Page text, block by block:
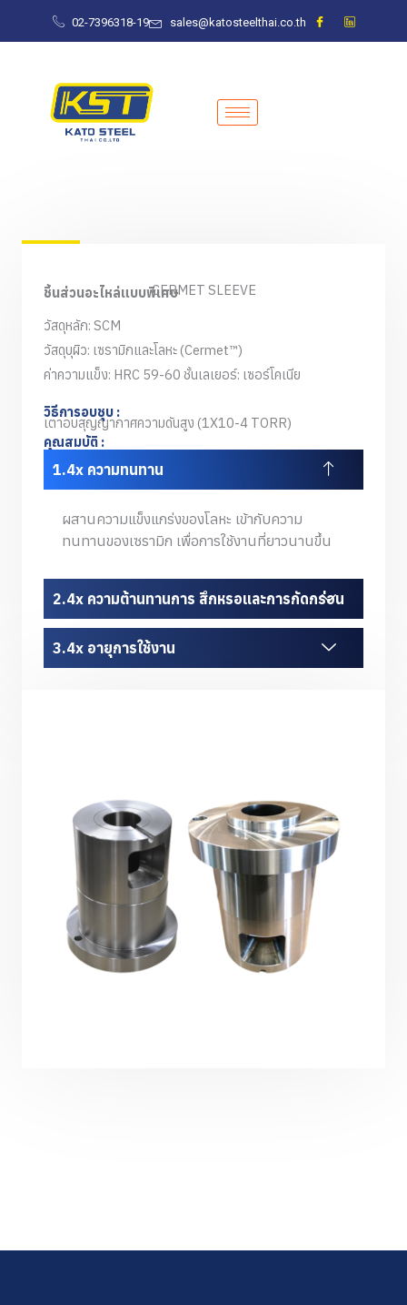
02-7396318-19 sales@katosteelthai.co.th
ชิ้นส่วนอะไหล่แบบพิเศษCERMET SLEEVE
วัสดุหลัก: SCM
วัสดุบุผิว: เซรามิกและโลหะ (Cermet™)
ค่าความแข็ง: HRC 59-60 ชั้นเลเยอร์: เซอร์โคเนีย
วิธีการอบชุบ :
เตาอบสุญญากาศความดันสูง (1X10-4 TORR)
คุณสมบัติ :
4x ความทนทาน
ผสานความแข็งแกร่งของโลหะ เข้ากับความ
ทนทานของเซรามิก เพื่อการใช้งานที่ยาวนานขึ้น
4x ความต้านทานการ สึกหรอและการกัดกร่อน
4x อายุการใช้งาน